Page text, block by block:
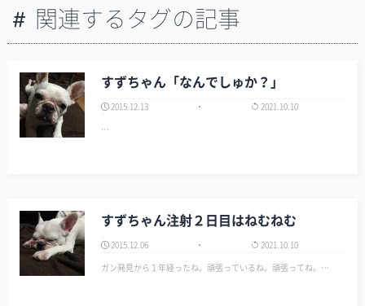
関連するタグの記事
すずちゃん「なんでしゅか？」
2015.12.13
2021.10.10
…
すずちゃん注射２日目はねむねむ
2015.12.06
2021.10.10
ガン発見から１年経ったね。頑張っているね。頑張ってね。…